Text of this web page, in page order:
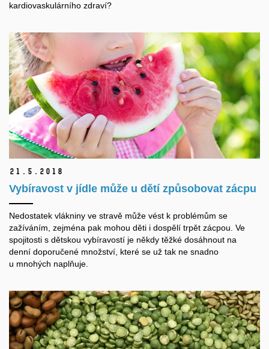
kardiovaskulárního zdraví?
21. 5. 2018
Vybíravost v jídle může u dětí způsobovat zácpu
Nedostatek vlákniny ve stravě může vést k problémům se
zažíváním, zejména pak mohou děti i dospělí trpět zácpou. Ve
spojitosti s dětskou vybíravostí je někdy těžké dosáhnout na
denní doporučené množství, které se už tak ne snadno
u mnohých naplňuje.